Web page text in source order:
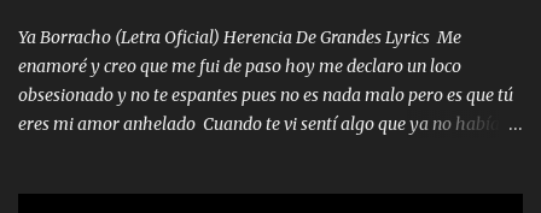
ofrece también peleam'os bien atentó el compa huicho la corta al
cinto y radios colgados cuando salimos del rancho carros
blindándos y bien equipados no somos gente de problemas pero
defendemos muy bien nuestra tierra buena sombra nos cobija y el
Ya Borracho (Letra Oficial) Herencia De Grandes Lyrics Me
enamoré y creo que me fui de paso hoy me declaro un loco
obsesionado y no te espantes pues no es nada malo pero es que tú
eres mi amor anhelado Cuando te vi sentí algo que ya no había